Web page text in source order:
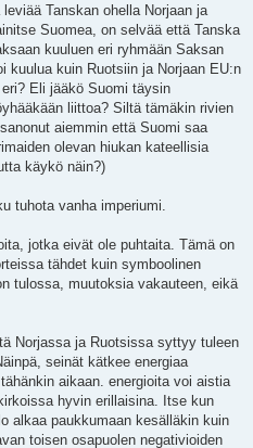
Tanskan ohella Norjaan ja
Suomea, on selvää että Tanska
kuuluen eri ryhmään Saksan
kuulua kuin Ruotsiin ja Norjaan EU:n
Eli jääkö Suomi täysin
liittoa? Siltä tämäkin rivien
aiemmin että Suomi saa
olevan hiukan kateellisia
käykö näin?)
tuhota vanha imperiumi.
jotka eivät ole puhtaita. Tämä on
tähdet kuin symboolinen
tulossa, muutoksia vakauteen, eikä
Norjassa ja Ruotsissa syttyy tuleen
seinät kätkee energiaa
aikaan. energioita voi aistia
hyvin erillaisina. Itse kun
alkaa paukkumaan kesälläkin kuin
toisen osapuolen negativioiden